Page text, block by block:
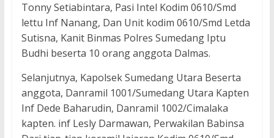
Tonny Setiabintara, Pasi Intel Kodim 0610/Smd
lettu Inf Nanang, Dan Unit kodim 0610/Smd Letda
Sutisna, Kanit Binmas Polres Sumedang Iptu
Budhi beserta 10 orang anggota Dalmas.
Selanjutnya, Kapolsek Sumedang Utara Beserta
anggota, Danramil 1001/Sumedang Utara Kapten
Inf Dede Baharudin, Danramil 1002/Cimalaka
kapten. inf Lesly Darmawan, Perwakilan Babinsa